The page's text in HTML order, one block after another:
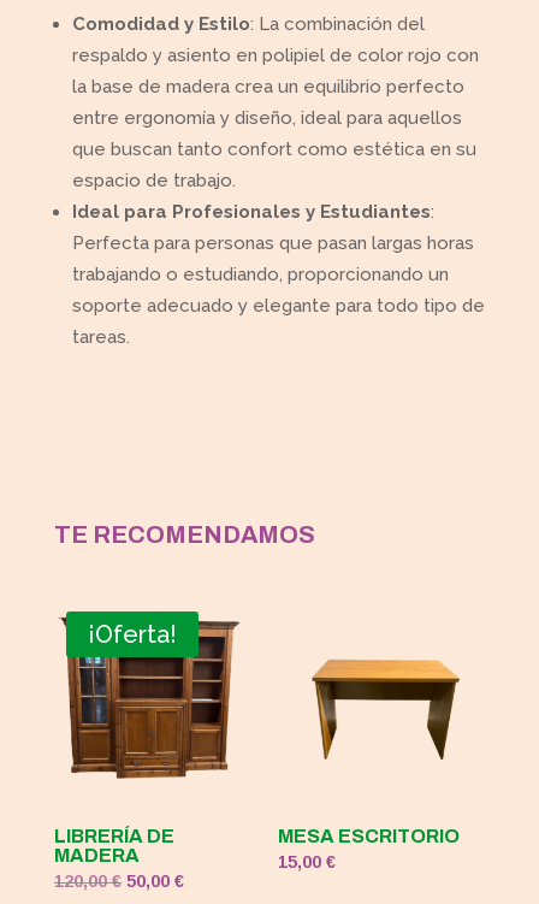
Comodidad y Estilo: La combinación del
respaldo y asiento en polipiel de color rojo con
la base de madera crea un equilibrio perfecto
entre ergonomía y diseño, ideal para aquellos
que buscan tanto confort como estética en su
espacio de trabajo.
Ideal para Profesionales y Estudiantes:
Perfecta para personas que pasan largas horas
trabajando o estudiando, proporcionando un
soporte adecuado y elegante para todo tipo de
tareas.
TE RECOMENDAMOS
¡Oferta!
LIBRERÍA DE
MADERA
120,00€ El
50,00 €El
MESA ESCRITORIO
15,00€